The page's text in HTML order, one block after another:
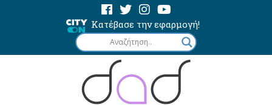
Κατέβασε την εφαρμογή!